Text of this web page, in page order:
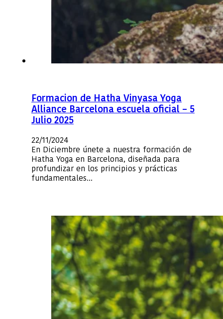
Formacion de Hatha Vinyasa Yoga
Alliance Barcelona escuela oficial – 5
Julio 2025
22/11/2024
En Diciembre únete a nuestra formación de
Hatha Yoga en Barcelona, diseñada para
profundizar en los principios y prácticas
fundamentales…